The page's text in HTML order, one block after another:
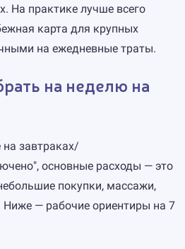
На практике лучше всего
карта для крупных
на ежедневные траты.
на неделю на
на завтраках/
основные расходы — это
покупки, массажи,
— рабочие ориентиры на 7